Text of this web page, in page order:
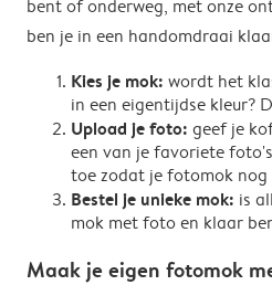
bent of onderweg, met onze
ben je in een handomdraai
Kies je mok: wordt het
in een eigentijdse kleur?
Upload je foto: geef je
een van je favoriete
toe zodat je fotomok
Bestel je unieke mok: is
mok met foto en klaar
Maak je eigen fotomok